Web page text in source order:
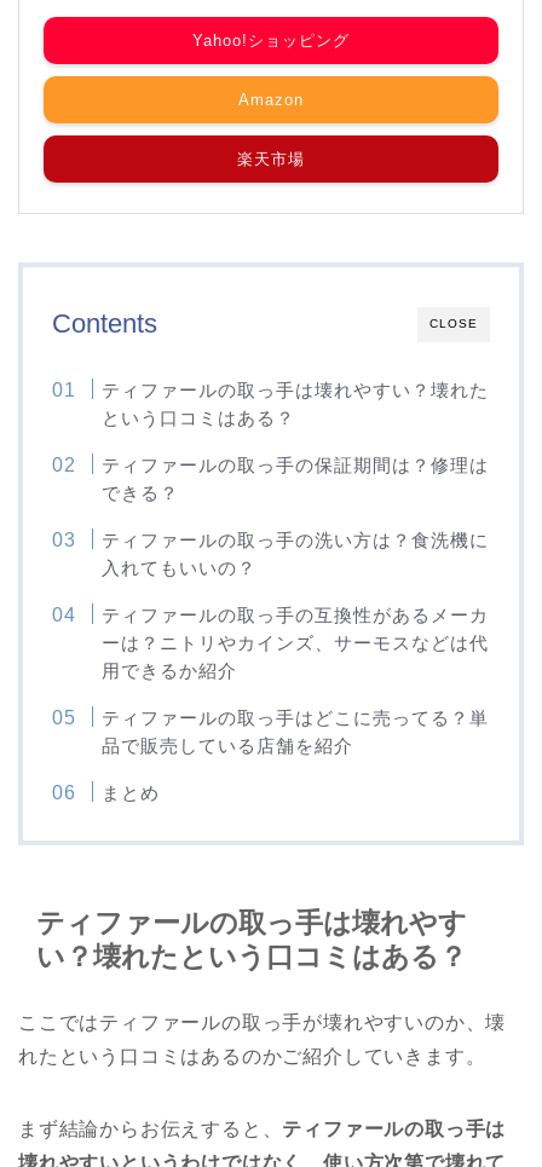
Yahoo!ショッピング
Amazon
楽天市場
CLOSE
Contents
ティファールの取っ手は壊れやすい？壊れた
という口コミはある？
ティファールの取っ手の保証期間は？修理は
できる？
ティファールの取っ手の洗い方は？食洗機に
入れてもいいの？
ティファールの取っ手の互換性があるメーカ
ーは？ニトリやカインズ、サーモスなどは代
用できるか紹介
ティファールの取っ手はどこに売ってる？単
品で販売している店舗を紹介
まとめ
ティファールの取っ手は壊れやす
い？壊れたという口コミはある？
ここではティファールの取っ手が壊れやすいのか、壊
れたという口コミはあるのかご紹介していきます。
まず結論からお伝えすると、 ティファールの取っ手は